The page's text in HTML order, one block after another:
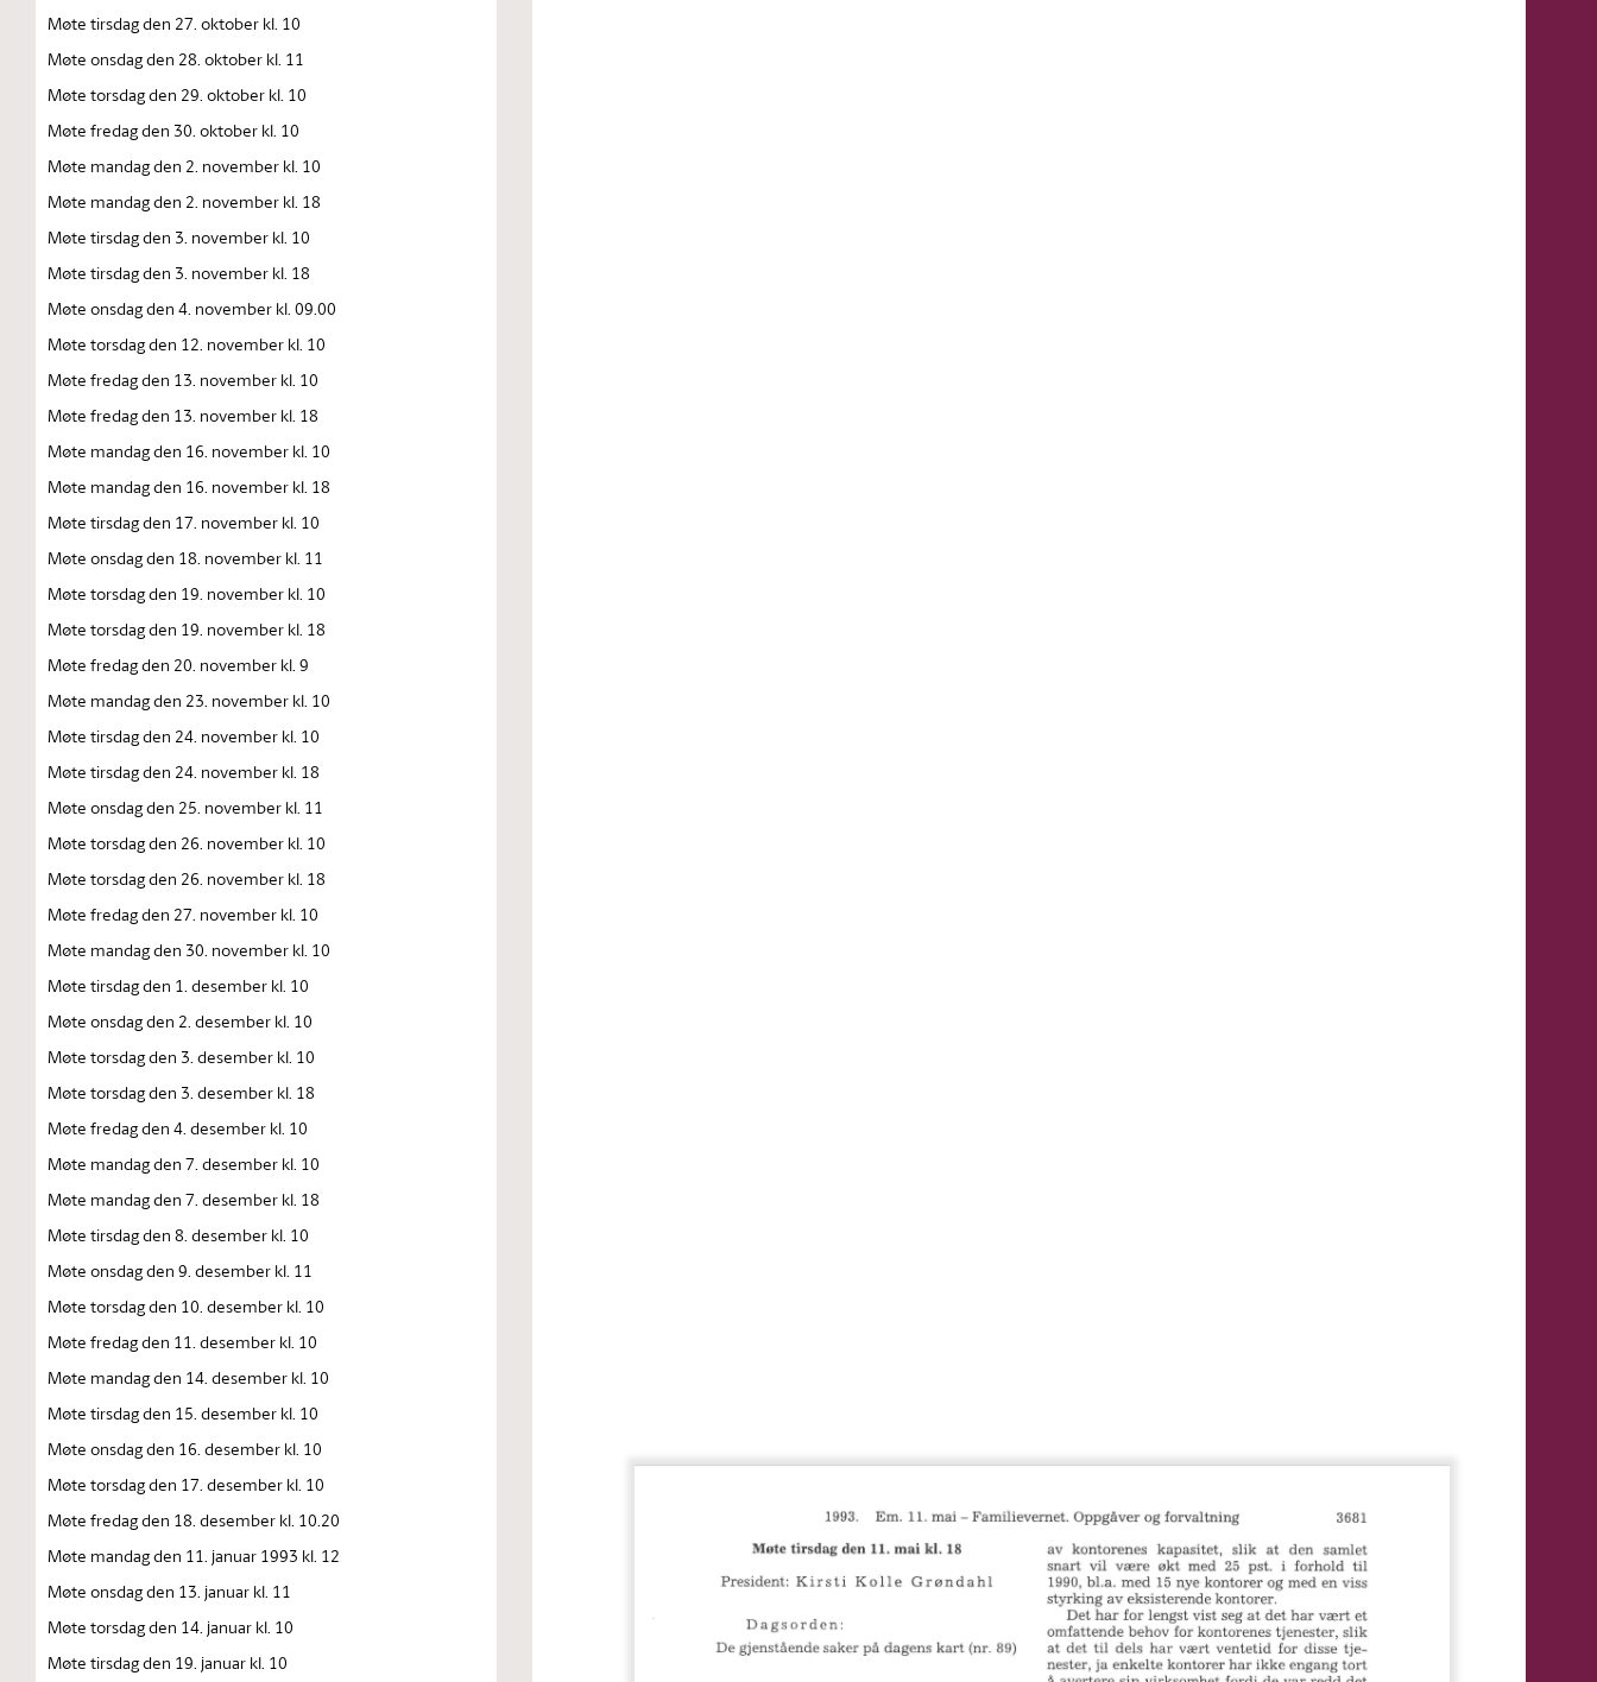
Møte tirsdag den 27. oktober kl. 10
Møte onsdag den 28. oktober kl. 11
Møte torsdag den 29. oktober kl. 10
Møte fredag den 30. oktober kl. 10
Møte mandag den 2. november kl. 10
Møte mandag den 2. november kl. 18
Møte tirsdag den 3. november kl. 10
Møte tirsdag den 3. november kl. 18
Møte onsdag den 4. november kl. 09.00
Møte torsdag den 12. november kl. 10
Møte fredag den 13. november kl. 10
Møte fredag den 13. november kl. 18
Møte mandag den 16. november kl. 10
Møte mandag den 16. november kl. 18
Møte tirsdag den 17. november kl. 10
Møte onsdag den 18. november kl. 11
Møte torsdag den 19. november kl. 10
Møte torsdag den 19. november kl. 18
Møte fredag den 20. november kl. 9
Møte mandag den 23. november kl. 10
Møte tirsdag den 24. november kl. 10
Møte tirsdag den 24. november kl. 18
Møte onsdag den 25. november kl. 11
Møte torsdag den 26. november kl. 10
Møte torsdag den 26. november kl. 18
Møte fredag den 27. november kl. 10
Møte mandag den 30. november kl. 10
Møte tirsdag den 1. desember kl. 10
Møte onsdag den 2. desember kl. 10
Møte torsdag den 3. desember kl. 10
Møte torsdag den 3. desember kl. 18
Møte fredag den 4. desember kl. 10
Møte mandag den 7. desember kl. 10
Møte mandag den 7. desember kl. 18
Møte tirsdag den 8. desember kl. 10
Møte onsdag den 9. desember kl. 11
Møte torsdag den 10. desember kl. 10
Møte fredag den 11. desember kl. 10
Møte mandag den 14. desember kl. 10
Møte tirsdag den 15. desember kl. 10
Møte onsdag den 16. desember kl. 10
Møte torsdag den 17. desember kl. 10
Møte fredag den 18. desember kl. 10.20
Møte mandag den 11. januar 1993 kl. 12
Møte onsdag den 13. januar kl. 11
Møte torsdag den 14. januar kl. 10
Møte tirsdag den 19. januar kl. 10